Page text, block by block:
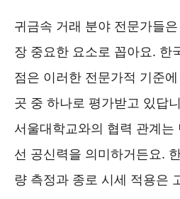
귀금속 거래 분야 전문가들
장 중요한 요소로 꼽아요. 한
점은 이러한 전문가적 기준
곳 중 하나로 평가받고 있답
서울대학교와의 협력 관계는
선 공신력을 의미하거든요.
량 측정과 종로 시세 적용은